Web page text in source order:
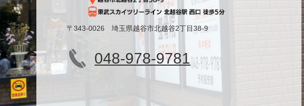
〒343-0026 埼玉県越谷市北越谷2丁目38-9
048-978-9781